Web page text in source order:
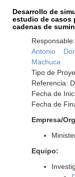
Desarrollo de
estudio de casos
cadenas de
Antonio
Machuca
Tipo de
Referencia:
Fecha de
Fecha de
Empresa/
Equipo: